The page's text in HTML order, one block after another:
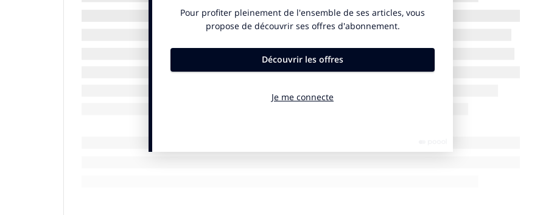
atteint son plafond de verre. Cette année est celle de la grande prise de conscience écologique,
mais elle est aussi celle des grands paradoxes. D’un côté de nombreuses enseignes orientent
leurs réseaux de magasins vers l’énergie positive et vont jusqu’à fixer le tarif de leurs produits
en fonction de leur impact carbone. En parallèle, certains explorent les métavers et créent des
effectue des diagnostiques poussés, Amazon digitalise complètement
celle des initiatives autour du commerce inclusif. Aujourd’hui en France, 1 adulte sur 7 est en